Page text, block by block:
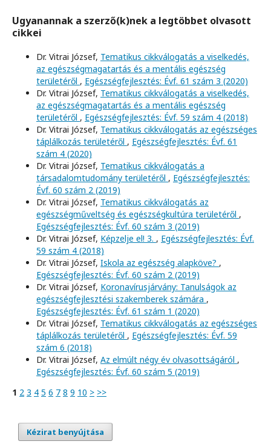
Ugyanannak a szerző(k)nek a legtöbbet olvasott
cikkei
Dr. Vitrai József, Tematikus cikkválogatás a viselkedés,
az egészségmagatartás és a mentális egészség
területéről , Egészségfejlesztés: Évf. 61 szám 3 (2020)
Dr. Vitrai József, Tematikus cikkválogatás a viselkedés,
az egészségmagatartás és a mentális egészség
területéről , Egészségfejlesztés: Évf. 59 szám 4 (2018)
Dr. Vitrai József, Tematikus cikkválogatás az egészséges
táplálkozás területéről , Egészségfejlesztés: Évf. 61
szám 4 (2020)
Dr. Vitrai József, Tematikus cikkválogatás a
társadalomtudomány területéről , Egészségfejlesztés:
Évf. 60 szám 2 (2019)
Dr. Vitrai József, Tematikus cikkválogatás az
egészségműveltség és egészségkultúra területéről ,
Egészségfejlesztés: Évf. 60 szám 3 (2019)
Dr. Vitrai József, Képzelje el! 3. , Egészségfejlesztés: Évf.
59 szám 4 (2018)
Dr. Vitrai József, Iskola az egészség alapköve? ,
Egészségfejlesztés: Évf. 60 szám 2 (2019)
Dr. Vitrai József, Koronavírusjárvány: Tanulságok az
egészségfejlesztési szakemberek számára ,
Egészségfejlesztés: Évf. 61 szám 1 (2020)
Dr. Vitrai József, Tematikus cikkválogatás az egészséges
táplálkozás területéről , Egészségfejlesztés: Évf. 59
szám 6 (2018)
Dr. Vitrai József, Az elmúlt négy év olvasottságáról ,
Egészségfejlesztés: Évf. 60 szám 5 (2019)
1 2 3 4 5 6 7 8 9 10 > >>
Kézirat benyújtása